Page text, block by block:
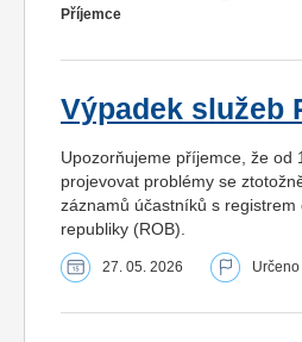
Příjemce
Výpadek služeb
Upozorňujeme příjemce, že od
projevovat problémy se
záznamů účastníků s registrem
republiky (ROB).
27. 05. 2026